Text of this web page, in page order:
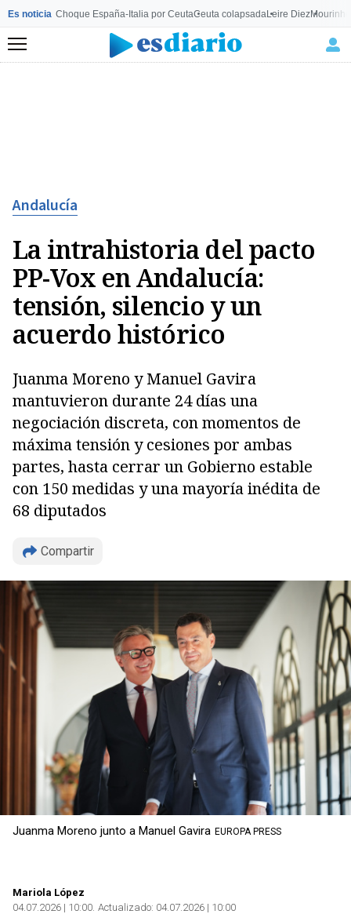
Es noticia Choque España-Italia por CeutaCeuta colapsadaLeire Diez
Menú
Andalucía
La intrahistoria del pacto
PP-Vox en Andalucía:
tensión, silencio y un
acuerdo histórico
Juanma Moreno y Manuel Gavira
mantuvieron durante 24 días una
negociación discreta, con momentos de
máxima tensión y cesiones por ambas
partes, hasta cerrar un Gobierno estable
con 150 medidas y una mayoría inédita de
68 diputados
Compartir
Copiar
Juanma Moreno junto a Manuel Gavira EUROPA PRESS
Mariola López
04.07.2026 | 10:00 Actualizado: 04.07.2026 | 10:00